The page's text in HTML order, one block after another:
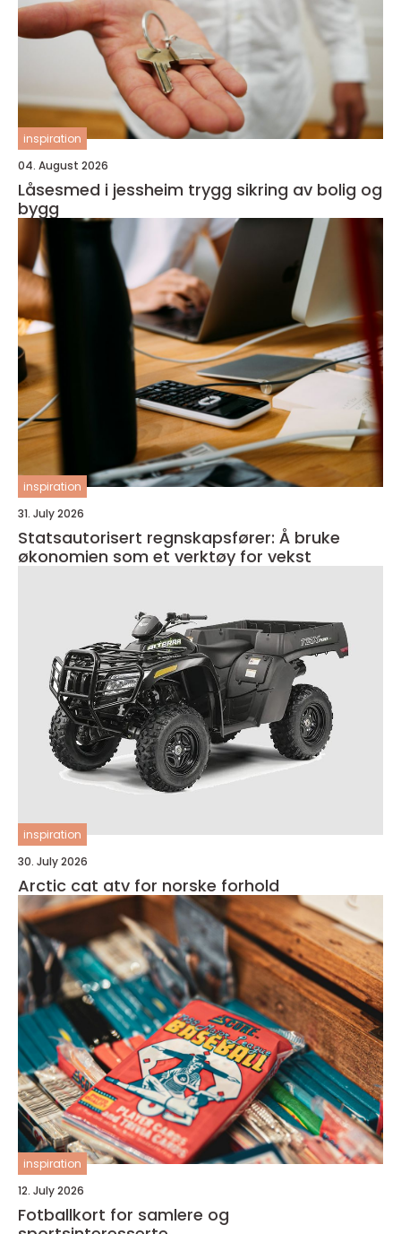
inspiration
04. August 2026
Låsesmed i jessheim trygg sikring av bolig og
bygg
inspiration
31. July 2026
Statsautorisert regnskapsfører: Å bruke
økonomien som et verktøy for vekst
inspiration
30. July 2026
Arctic cat atv for norske forhold
inspiration
12. July 2026
Fotballkort for samlere og